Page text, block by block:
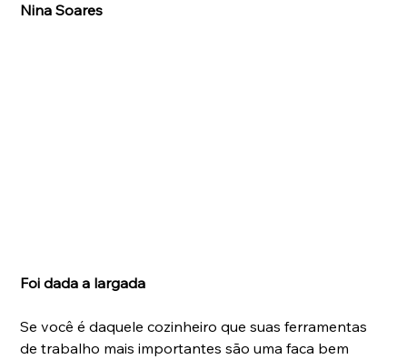
Nina Soares
Foi dada a largada
Se você é daquele cozinheiro que suas ferramentas
de trabalho mais importantes são uma faca bem